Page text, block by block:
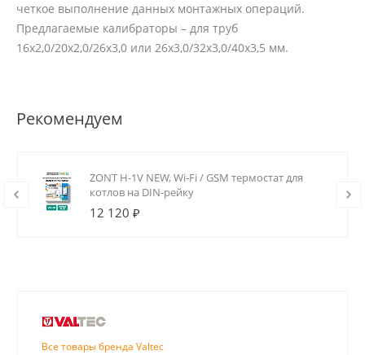
четкое выполнение данных монтажных операций.
Предлагаемые калибраторы – для труб
16х2,0/20х2,0/26х3,0 или 26х3,0/32х3,0/40х3,5 мм.
Рекомендуем
ZONT H-1V NEW, Wi-Fi / GSM термостат для
котлов на DIN-рейку
12 120 ₽
Все товары бренда Valtec